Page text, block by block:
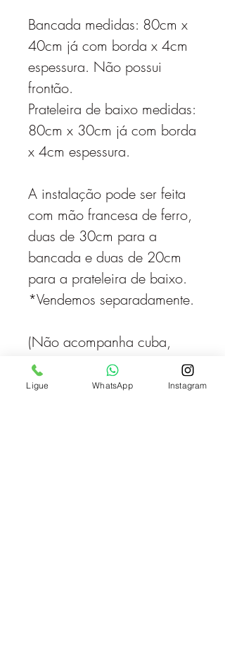
Bancada medidas: 80cm x
40cm já com borda x 4cm
espessura. Não possui
frontão.
Prateleira de baixo medidas:
80cm x 30cm já com borda
x 4cm espessura.
A instalação pode ser feita
com mão francesa de ferro,
duas de 30cm para a
bancada e duas de 20cm
para a prateleira de baixo.
*Vendemos separadamente.
(Não acompanha cuba,
torneira e acessórios).
Enviada sem furação.
Ligue WhatsApp Instagram